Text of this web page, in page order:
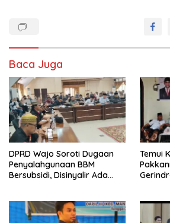
Baca Juga
DPRD Wajo Soroti Dugaan
Penyalahgunaan BBM
Bersubsidi, Disinyalir Ada
Temui